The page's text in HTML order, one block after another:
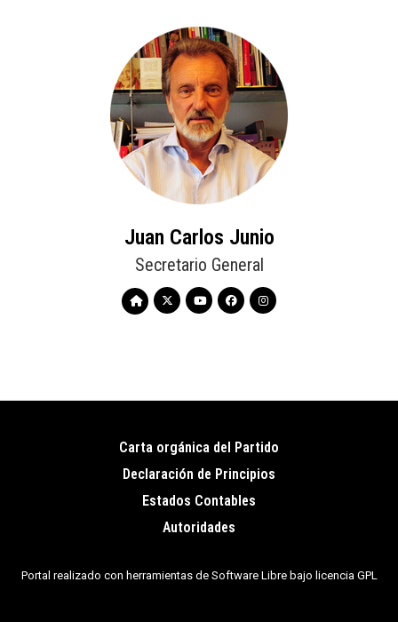
Juan Carlos Junio
Secretario General
Pie
de
página
Carta orgánica del Partido
Declaración de Principios
Estados Contables
Autoridades
Portal realizado con herramientas de Software Libre bajo licencia GPL